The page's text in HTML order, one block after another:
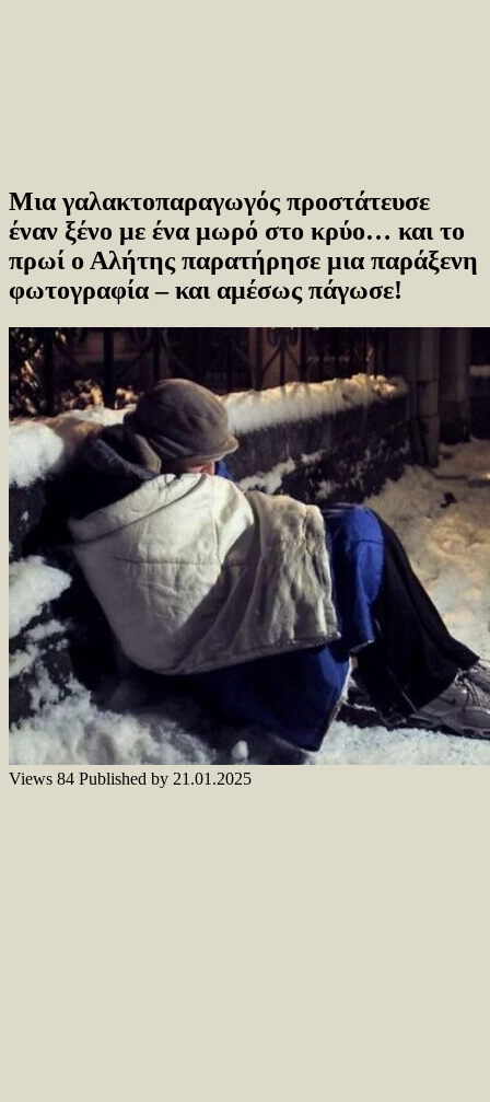
Μια γαλακτοπαραγωγός προστάτευσε
έναν ξένο με ένα μωρό στο κρύο… και το
πρωί ο Αλήτης παρατήρησε μια παράξενη
φωτογραφία – και αμέσως πάγωσε!
Views 84 Published by 21.01.2025